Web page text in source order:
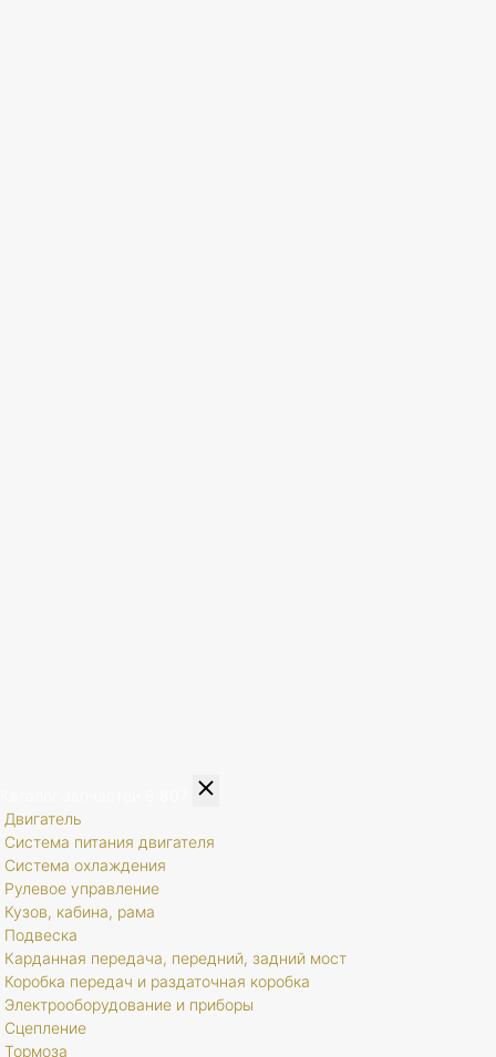
Двигатель
Система питания двигателя
Система охлаждения
Рулевое управление
Кузов, кабина, рама
Подвеска
Карданная передача, передний, задний мост
Коробка передач и раздаточная коробка
Электрооборудование и приборы
Сцепление
Тормоза